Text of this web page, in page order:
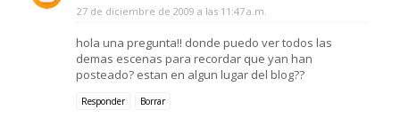
27 de diciembre de 2009 a las 11:47 a.m.
hola una pregunta!! donde puedo ver todos las
demas escenas para recordar que yan han
posteado? estan en algun lugar del blog??
Responder Borrar